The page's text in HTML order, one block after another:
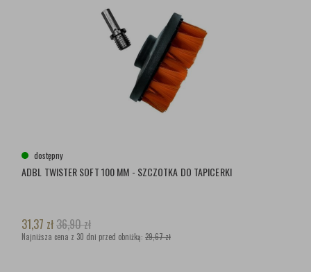
dostępny
ADBL TWISTER SOFT 100 MM - SZCZOTKA DO TAPICERKI
31,37 zł36,90zł
Najniższa cena z 30 dni przed obniżką: 29,67 zł